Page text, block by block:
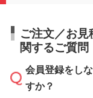
ご注文／お
関するご質問
会員登録をし
すか？